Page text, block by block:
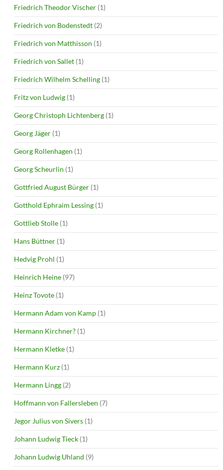
Friedrich Theodor Vischer (1)
Friedrich von Bodenstedt (2)
Friedrich von Matthisson (1)
Friedrich von Sallet (1)
Friedrich Wilhelm Schelling (1)
Fritz von Ludwig (1)
Georg Christoph Lichtenberg (1)
Georg Jäger (1)
Georg Rollenhagen (1)
Georg Scheurlin (1)
Gottfried August Bürger (1)
Gotthold Ephraim Lessing (1)
Gottlieb Stolle (1)
Hans Büttner (1)
Hedvig Prohl (1)
Heinrich Heine (97)
Heinz Tovote (1)
Hermann Adam von Kamp (1)
Hermann Kirchner? (1)
Hermann Kletke (1)
Hermann Kurz (1)
Hermann Lingg (2)
Hoffmann von Fallersleben (7)
Jegor Julius von Sivers (1)
Johann Ludwig Tieck (1)
Johann Ludwig Uhland (9)